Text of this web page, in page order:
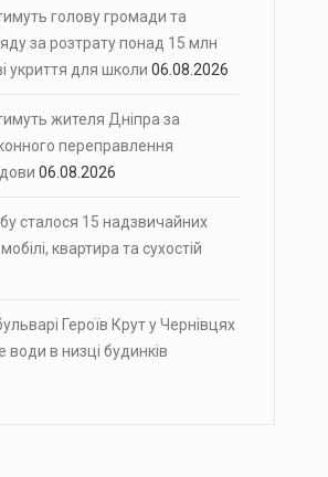
голову громади та
за розтрату понад 15 млн
укриття для школи 06.08.2026
жителя Дніпра за
переправлення
06.08.2026
сталося 15 надзвичайних
квартира та сухостій
Героїв Крут у Чернівцях
в низці будинків